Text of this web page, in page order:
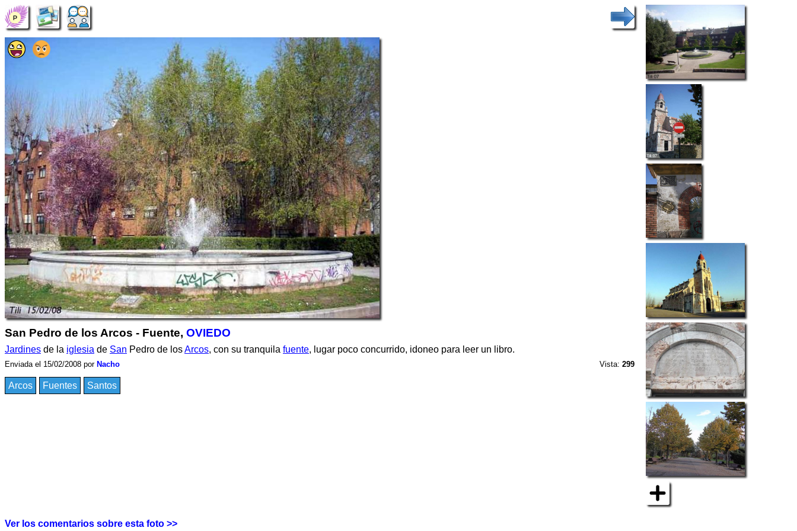
San Pedro de los Arcos - Fuente, OVIEDO
Jardines de la iglesia de San Pedro de losArcos, con su tranquila fuente, lugar poco concurrido, idoneo para leer un libro.
Enviada el 15/02/2008 por Nacho Vista:299
Arcos Fuentes Santos
Ver los comentarios sobre esta foto >>